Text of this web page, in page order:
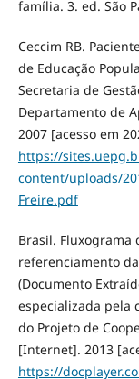
família. 3. ed. São
Ceccim RB.
de Educação
Secretaria de
Departamento de
2007 [acesso em
https://
content/uploads/
Freire.pdf
Brasil. Fluxograma
referenciamento
(Documento
especializada pela
do Projeto de
[Internet]. 2013
https://